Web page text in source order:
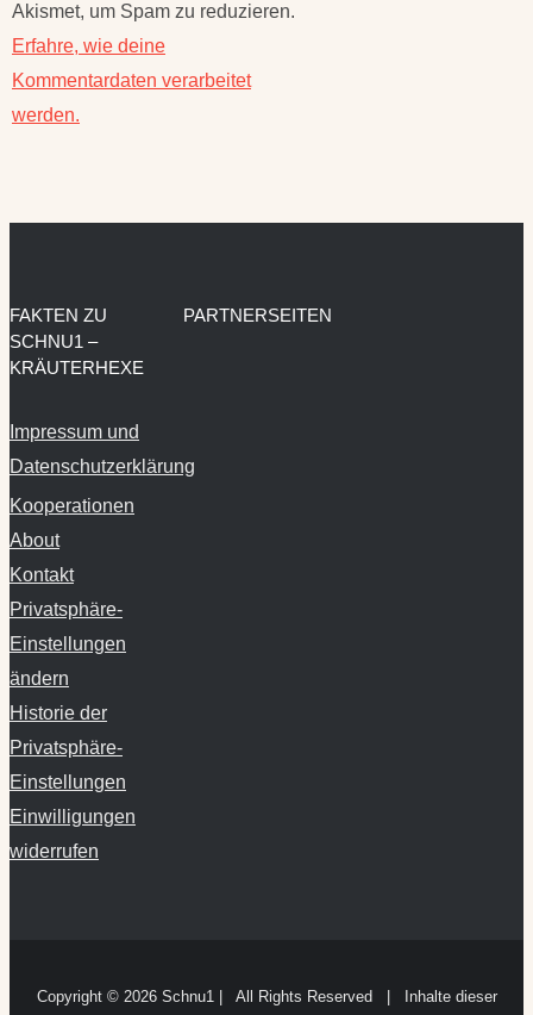
Akismet, um Spam zu reduzieren.
Erfahre, wie deine
Kommentardaten verarbeitet
werden.
FAKTEN ZU
SCHNU1 –
KRÄUTERHEXE
Impressum und
Datenschutzerklärung
Kooperationen
About
Kontakt
Privatsphäre-
Einstellungen
ändern
Historie der
Privatsphäre-
Einstellungen
Einwilligungen
widerrufen
PARTNERSEITEN
Copyright © 2026 Schnu1 | All Rights Reserved | Inhalte dieser